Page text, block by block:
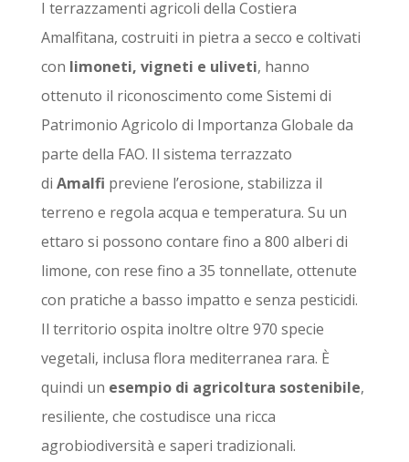
I terrazzamenti agricoli della Costiera
Amalfitana, costruiti in pietra a secco e coltivati
con limoneti, vigneti e uliveti, hanno
ottenuto il riconoscimento come Sistemi di
Patrimonio Agricolo di Importanza Globale da
parte della FAO. Il sistema terrazzato
di Amalfi previene l’erosione, stabilizza il
terreno e regola acqua e temperatura. Su un
ettaro si possono contare fino a 800 alberi di
limone, con rese fino a 35 tonnellate, ottenute
con pratiche a basso impatto e senza pesticidi.
Il territorio ospita inoltre oltre 970 specie
vegetali, inclusa flora mediterranea rara. È
quindi un esempio di agricoltura sostenibile,
resiliente, che costudisce una ricca
agrobiodiversità e saperi tradizionali.